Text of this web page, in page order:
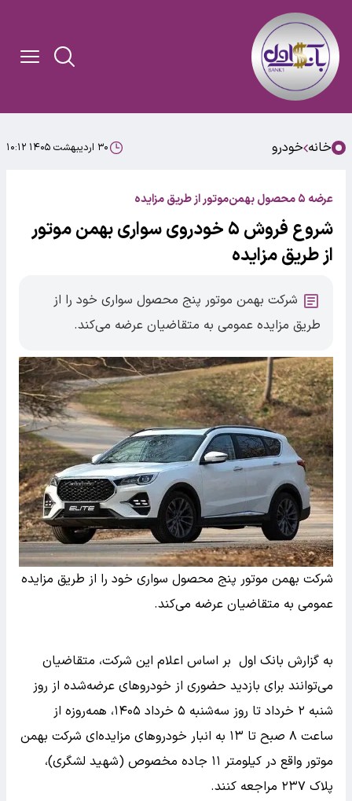
خانه خودرو ۳۰ اردیبهشت ۱۴۰۵ ۱۰:۱۲
عرضه ۵ محصول بهمن‌موتور از طریق مزایده
شروع فروش ۵ خودروی سواری بهمن موتور
از طریق مزایده
شرکت بهمن موتور پنج محصول سواری خود را از
طریق مزایده عمومی به متقاضیان عرضه می‌کند.
شرکت بهمن موتور پنج محصول سواری خود را از طریق مزایده
عمومی به متقاضیان عرضه می‌کند.
به گزارش بانک اول بر اساس اعلام این شرکت، متقاضیان
می‌توانند برای بازدید حضوری از خودروهای عرضه‌شده از روز
شنبه ۲ خرداد تا روز سه‌شنبه ۵ خرداد ۱۴۰۵، همه‌روزه از
ساعت ۸ صبح تا ۱۳ به انبار خودروهای مزایده‌ای شرکت بهمن
موتور واقع در کیلومتر ۱۱ جاده مخصوص (شهید لشگری)،
پلاک ۲۳۷ مراجعه کنند.